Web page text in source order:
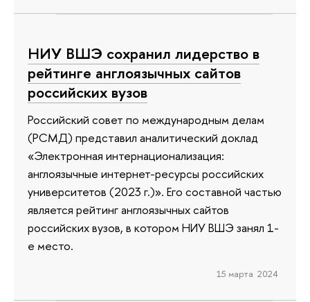
НИУ ВШЭ сохранил лидерство в
рейтинге англоязычных сайтов
российских вузов
Российский совет по международным делам
(РСМД) представил аналитический доклад
«Электронная интернационализация:
англоязычные интернет-ресурсы российских
университетов (2023 г.)». Его составной частью
является рейтинг англоязычных сайтов
российских вузов, в котором НИУ ВШЭ занял 1-
е место.
15 марта 2024